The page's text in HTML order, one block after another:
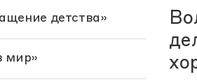
детства»
мир»